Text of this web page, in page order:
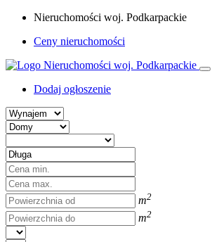
Nieruchomości woj. Podkarpackie
Ceny nieruchomości
Dodaj ogłoszenie
m2
m2